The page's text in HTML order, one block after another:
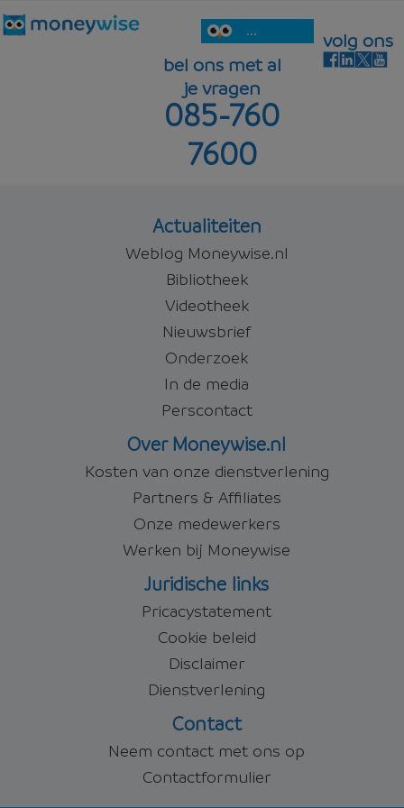
...
bel ons met al
je vragen
085-760
7600
volg ons
Actualiteiten
Weblog Moneywise.nl
Bibliotheek
Videotheek
Nieuwsbrief
Onderzoek
In de media
Perscontact
Over Moneywise.nl
Kosten van onze dienstverlening
Partners & Affiliates
Onze medewerkers
Werken bij Moneywise
Juridische links
Pricacystatement
Cookie beleid
Disclaimer
Dienstverlening
Contact
Neem contact met ons op
Contactformulier